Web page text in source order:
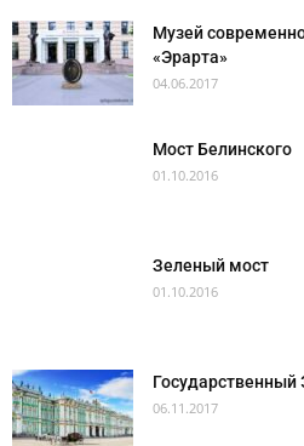
Музей
«Эрарта»
04.06.2017
Мост Белинского
01.10.2016
Зеленый мост
01.10.2016
06.11.2017